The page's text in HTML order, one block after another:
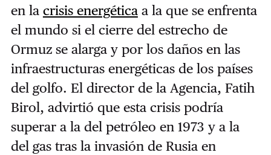
en la crisis energéticaa la que se enfrenta
el mundo si el cierre del estrecho de
Ormuz se alarga y por los daños en las
infraestructuras energéticas de los países
del golfo. El director de la Agencia, Fatih
Birol, advirtió que esta crisis podría
superar a la del petróleo en 1973 y a la
del gas tras la invasión de Rusia en